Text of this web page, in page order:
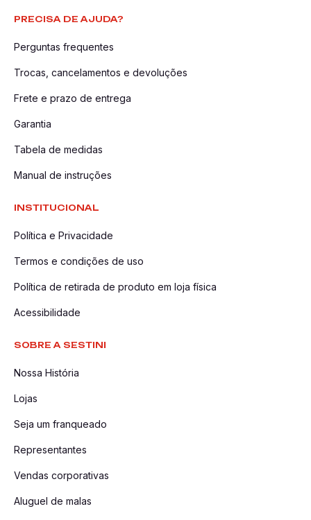
PRECISA DE AJUDA?
Perguntas frequentes
Trocas, cancelamentos e devoluções
Frete e prazo de entrega
Garantia
Tabela de medidas
Manual de instruções
INSTITUCIONAL
Política e Privacidade
Termos e condições de uso
Política de retirada de produto em loja física
Acessibilidade
SOBRE A SESTINI
Nossa História
Lojas
Seja um franqueado
Representantes
Vendas corporativas
Aluguel de malas